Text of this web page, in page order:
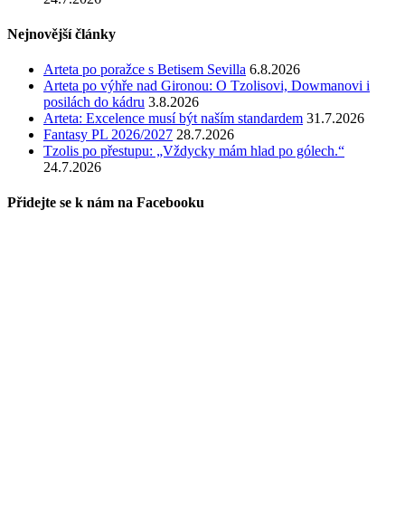
Nejnovější články
Arteta po poražce s Betisem Sevilla 6.8.2026
Arteta po výhře nad Gironou: O Tzolisovi, Dowmanovi i
posilách do kádru 3.8.2026
Arteta: Excelence musí být naším standardem 31.7.2026
Fantasy PL 2026/2027 28.7.2026
Tzolis po přestupu: „Vždycky mám hlad po gólech.“
24.7.2026
Přidejte se k nám na Facebooku